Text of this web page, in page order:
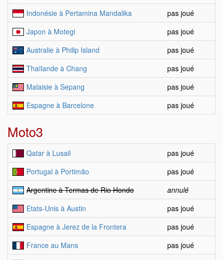
Indonésie à Pertamina Mandalika
pas joué
Japon à Motegi
pas joué
Australie à Philip Island
pas joué
Thaïlande à Chang
pas joué
Malaisie à Sepang
pas joué
Espagne à Barcelone
pas joué
Moto3
Qatar à Lusail
pas joué
Portugal à Portimão
pas joué
Argentine à Termas de Rio Hondo
annulé
Etats-Unis à Austin
pas joué
Espagne à Jerez de la Frontera
pas joué
France au Mans
pas joué